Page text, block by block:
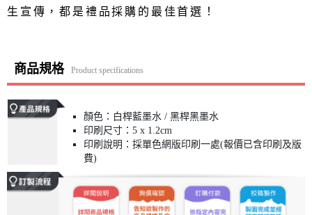
生宣傳，都是禮品採購的最佳首選！
商品規格 Product specifications
顏色：白桿藍墨水 / 黑桿黑墨水
印刷尺寸：5 x 1.2cm
印刷說明：採單色網版印刷一處(報價已含印刷及版
費)